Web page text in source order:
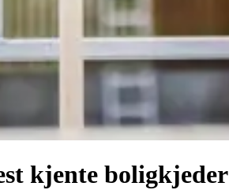
kjente boligkjeder